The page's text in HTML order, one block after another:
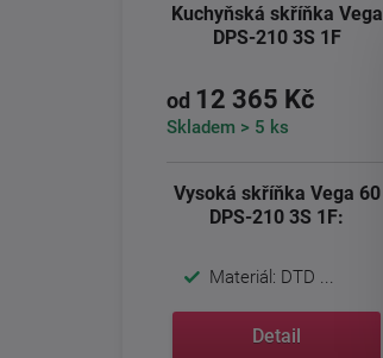
Kuchyňská skříňka Vega
DPS-210 3S 1F
od 12 365 Kč
Skladem > 5 ks
Vysoká skříňka Vega 60
DPS-210 3S 1F:
Materiál: DTD ...
Detail